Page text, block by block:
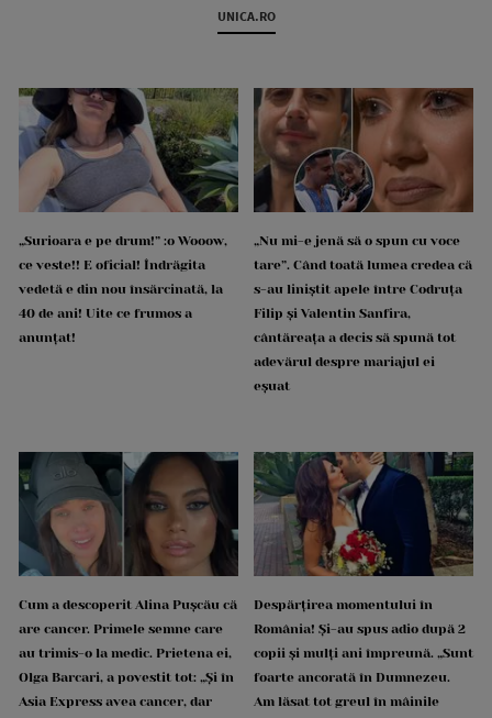
UNICA.RO
„Surioara e pe drum!” :o Wooow,
ce veste!! E oficial! Îndrăgita
vedetă e din nou însărcinată, la
40 de ani! Uite ce frumos a
anunțat!
„Nu mi-e jenă să o spun cu voce
tare”. Când toată lumea credea că
s-au liniștit apele între Codruța
Filip și Valentin Sanfira,
cântăreața a decis să spună tot
adevărul despre mariajul ei
eșuat
Cum a descoperit Alina Pușcău că
are cancer. Primele semne care
au trimis-o la medic. Prietena ei,
Olga Barcari, a povestit tot: „Și în
Asia Express avea cancer, dar
Despărțirea momentului în
România! Și-au spus adio după 2
copii și mulți ani împreună. „Sunt
foarte ancorată în Dumnezeu.
Am lăsat tot greul în mâinile